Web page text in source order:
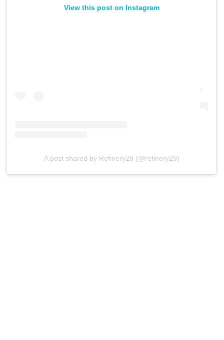
View this post on Instagram
A post shared by Refinery29 (@refinery29)